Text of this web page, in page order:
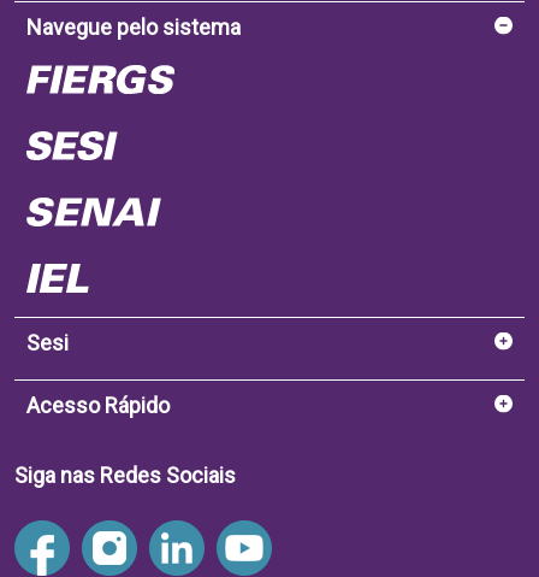
Navegue pelo sistema
Sesi
Acesso Rápido
Siga nas Redes Sociais